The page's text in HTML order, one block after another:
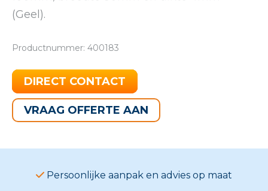
(Geel).
Productnummer: 400183
DIRECT CONTACT
VRAAG OFFERTE AAN
Persoonlijke aanpak en advies op maat